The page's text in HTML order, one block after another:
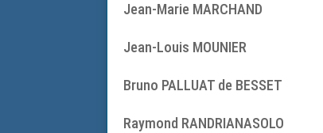
Jean-Marie MARCHAND
Jean-Louis MOUNIER
Bruno PALLUAT de BESSET
Raymond RANDRIANASOLO